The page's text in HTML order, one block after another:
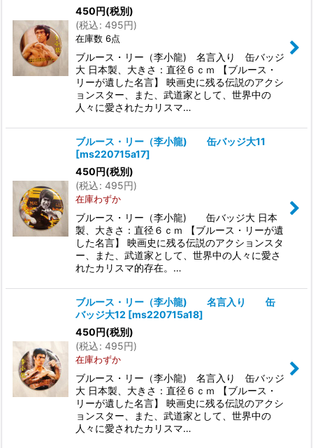
450円(税別)
(税込: 495円)
在庫数 6点
ブルース・リー（李小龍) 名言入り 缶バッジ
大 日本製、大きさ：直径６ｃｍ 【ブルース・
リーが遺した名言】 映画史に残る伝説のアクシ
ョンスター、また、武道家として、世界中の
人々に愛されたカリスマ…
ブルース・リー（李小龍) 缶バッジ大11
[ms220715a17]
450円(税別)
(税込: 495円)
在庫わずか
ブルース・リー（李小龍) 缶バッジ大 日本
製、大きさ：直径６ｃｍ 【ブルース・リーが遺
した名言】 映画史に残る伝説のアクションスタ
ー、また、武道家として、世界中の人々に愛さ
れたカリスマ的存在。…
ブルース・リー（李小龍) 名言入り 缶
バッジ大12 [ms220715a18]
450円(税別)
(税込: 495円)
在庫わずか
ブルース・リー（李小龍) 名言入り 缶バッジ
大 日本製、大きさ：直径６ｃｍ 【ブルース・
リーが遺した名言】 映画史に残る伝説のアクシ
ョンスター、また、武道家として、世界中の
人々に愛されたカリスマ…